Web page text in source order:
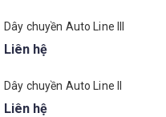
Dây chuyền Auto Line III
Liên hệ
Dây chuyền Auto Line II
Liên hệ